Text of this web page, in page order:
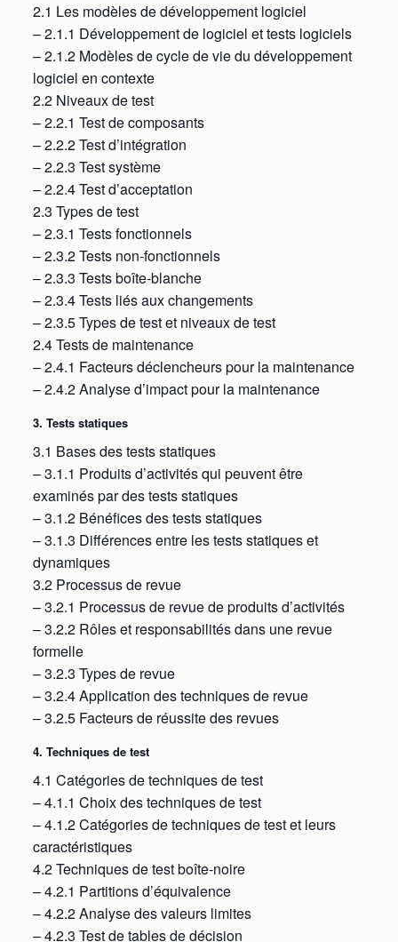
2.1 Les modèles de développement logiciel
– 2.1.1 Développement de logiciel et tests logiciels
– 2.1.2 Modèles de cycle de vie du développement
logiciel en contexte
2.2 Niveaux de test
– 2.2.1 Test de composants
– 2.2.2 Test d’intégration
– 2.2.3 Test système
– 2.2.4 Test d’acceptation
2.3 Types de test
– 2.3.1 Tests fonctionnels
– 2.3.2 Tests non-fonctionnels
– 2.3.3 Tests boîte-blanche
– 2.3.4 Tests liés aux changements
– 2.3.5 Types de test et niveaux de test
2.4 Tests de maintenance
– 2.4.1 Facteurs déclencheurs pour la maintenance
– 2.4.2 Analyse d’impact pour la maintenance
3. Tests statiques
3.1 Bases des tests statiques
– 3.1.1 Produits d’activités qui peuvent être
examinés par des tests statiques
– 3.1.2 Bénéfices des tests statiques
– 3.1.3 Différences entre les tests statiques et
dynamiques
3.2 Processus de revue
– 3.2.1 Processus de revue de produits d’activités
– 3.2.2 Rôles et responsabilités dans une revue
formelle
– 3.2.3 Types de revue
– 3.2.4 Application des techniques de revue
– 3.2.5 Facteurs de réussite des revues
4. Techniques de test
4.1 Catégories de techniques de test
– 4.1.1 Choix des techniques de test
– 4.1.2 Catégories de techniques de test et leurs
caractéristiques
4.2 Techniques de test boîte-noire
– 4.2.1 Partitions d’équivalence
– 4.2.2 Analyse des valeurs limites
– 4.2.3 Test de tables de décision